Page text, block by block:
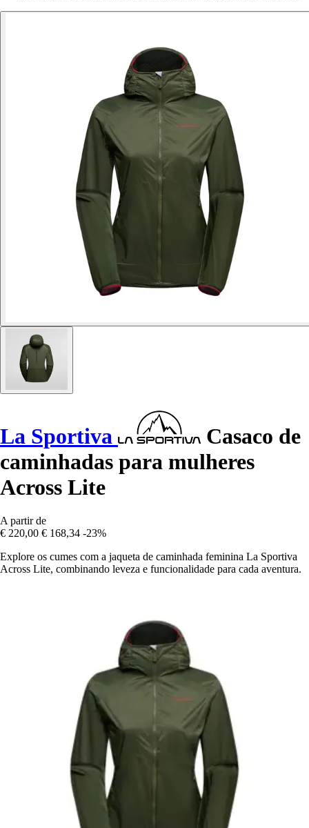
La Sportiva
Casaco de
caminhadas para mulheres
Across Lite
A partir de
€ 220,00 € 168,34 -23%
Explore os cumes com a jaqueta de caminhada feminina La Sportiva
Across Lite, combinando leveza e funcionalidade para cada aventura.